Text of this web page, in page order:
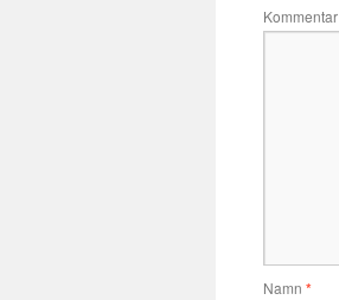
Kommentar
Namn *